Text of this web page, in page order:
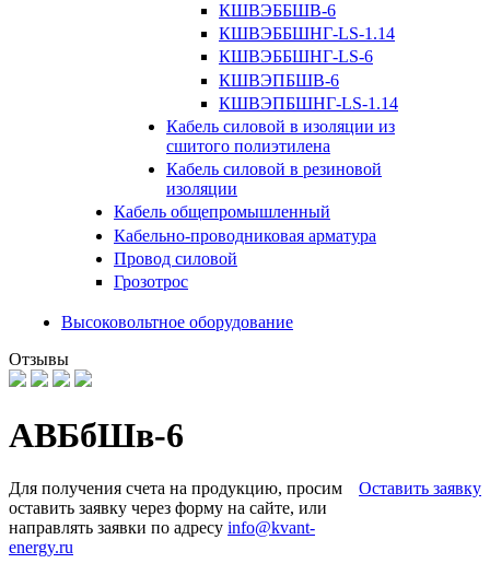
КШВЭББШВ-6
КШВЭББШНГ-LS-1.14
КШВЭББШНГ-LS-6
КШВЭПБШВ-6
КШВЭПБШНГ-LS-1.14
Кабель силовой в изоляции из
сшитого полиэтилена
Кабель силовой в резиновой
изоляции
Кабель общепромышленный
Кабельно-проводниковая арматура
Провод силовой
Грозотрос
Высоковольтное оборудование
Отзывы
АВБбШв-6
Для получения счета на продукцию, просим
оставить заявку через форму на сайте, или
направлять заявки по адресу info@kvant-
energy.ru
Оставить заявку